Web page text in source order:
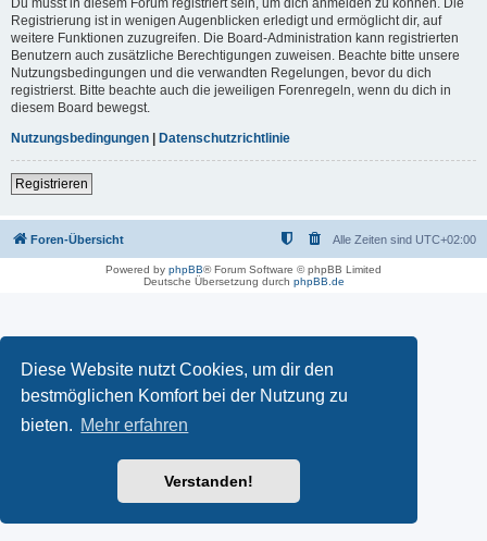
Diese Website nutzt Cookies, um dir den
bestmöglichen Komfort bei der Nutzung zu
bieten. Mehr erfahren
Verstanden!
Registrierung ist in wenigen Augenblicken erledigt und ermöglicht dir, auf
weitere Funktionen zuzugreifen. Die Board-Administration kann registrierten
Benutzern auch zusätzliche Berechtigungen zuweisen. Beachte bitte unsere
Nutzungsbedingungen und die verwandten Regelungen, bevor du dich
registrierst. Bitte beachte auch die jeweiligen Forenregeln, wenn du dich in
diesem Board bewegst.
Nutzungsbedingungen | Datenschutzrichtlinie
Registrieren
Foren-Übersicht Alle Zeiten sind UTC+02:00
Powered by phpBB® Forum Software © phpBB Limited
Deutsche Übersetzung durch phpBB.de